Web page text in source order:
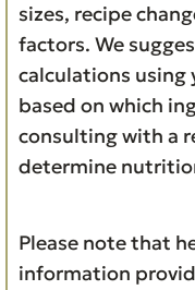
sizes, recipe
factors. We
calculations using
based on which
consulting with a
determine
Please note that health-focused and diet
information